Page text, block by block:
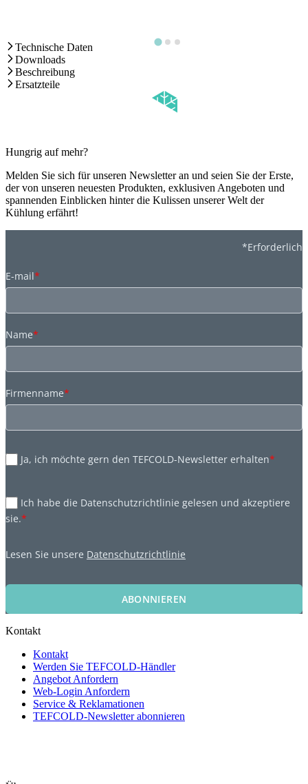
Technische Daten
Downloads
Beschreibung
Ersatzteile
Hungrig auf mehr?
Melden Sie sich für unseren Newsletter an und seien Sie der Erste,
der von unseren neuesten Produkten, exklusiven Angeboten und
spannenden Einblicken hinter die Kulissen unserer Welt der
Kühlung erfährt!
*Erforderlich
E-mail*
Name*
Firmenname*
Ja, ich möchte gern den TEFCOLD-Newsletter erhalten*
Ich habe die Datenschutzrichtlinie gelesen und akzeptiere
sie.*
Lesen Sie unsere Datenschutzrichtlinie
ABONNIEREN
Kontakt
Kontakt
Werden Sie TEFCOLD-Händler
Angebot Anfordern
Web-Login Anfordern
Service & Reklamationen
TEFCOLD-Newsletter abonnieren